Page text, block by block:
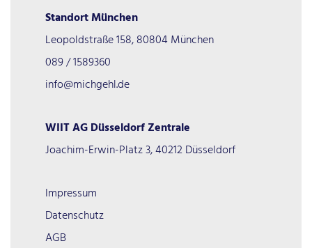
Standort München
Leopoldstraße 158, 80804 München
089 / 1589360
info@michgehl.de
WIIT AG Düsseldorf Zentrale
Joachim-Erwin-Platz 3, 40212 Düsseldorf
Impressum
Datenschutz
AGB